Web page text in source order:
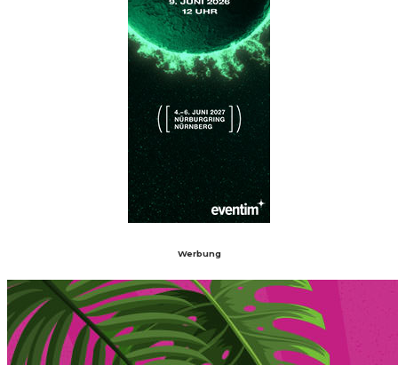
Werbung